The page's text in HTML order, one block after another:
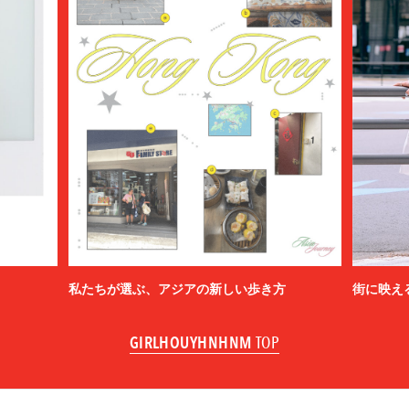
私たちが選ぶ、アジアの新しい歩き方 街に映え
GIRLHOUYHNHNM TOP